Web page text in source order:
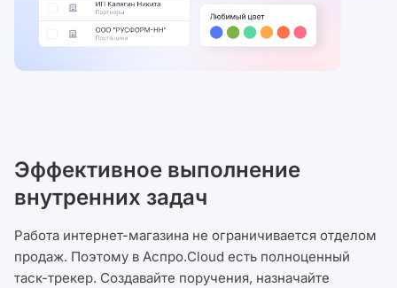
Эффективное выполнение
внутренних задач
Работа интернет-магазина не ограничивается отделом
продаж. Поэтому в Аспро.Cloud есть полноценный
таск-трекер. Создавайте поручения, назначайте